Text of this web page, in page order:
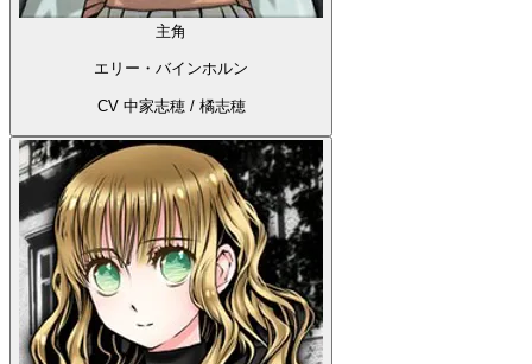
主角
エリー・バインホルン
CV 中家志穂 / 橘志穂